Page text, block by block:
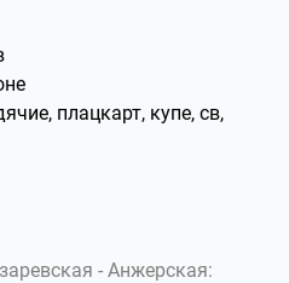
плацкарт, купе, св,
- Анжерская: